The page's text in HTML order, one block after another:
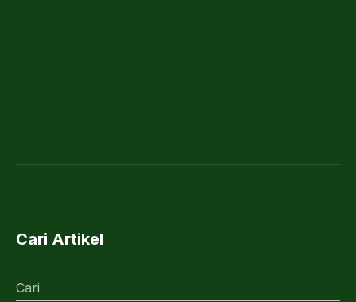
Cari Artikel
Cari